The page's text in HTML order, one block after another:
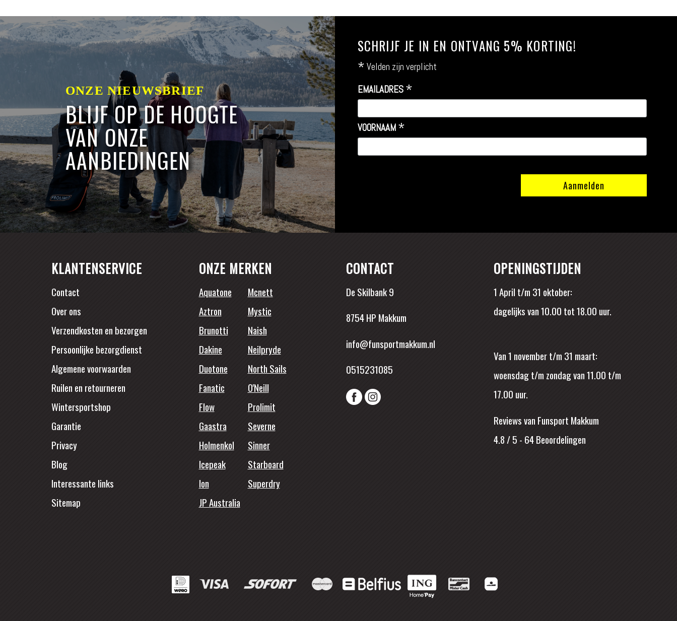
ONZE NIEUWSBRIEF
BLIJF OP DE HOOGTE
VAN ONZE
AANBIEDINGEN
SCHRIJF JE IN EN ONTVANG 5% KORTING!
* Velden zijn verplicht
EMAILADRES *
VOORNAAM *
KLANTENSERVICE
Contact
Over ons
Verzendkosten en bezorgen
Persoonlijke bezorgdienst
Algemene voorwaarden
Ruilen en retourneren
Wintersportshop
Garantie
Privacy
Blog
Interessante links
Sitemap
ONZE MERKEN
Aquatone
Mcnett
Aztron
Mystic
Brunotti
Naish
Dakine
Neilpryde
Duotone
North Sails
Fanatic
O'Neill
Flow
Prolimit
Gaastra
Severne
Holmenkol
Sinner
Icepeak
Starboard
Ion
Superdry
JP Australia
CONTACT
De Skilbank 9
8754 HP Makkum
info@funsportmakkum.nl
0515231085
OPENINGSTIJDEN
1 April t/m 31 oktober:
dagelijks van 10.00 tot 18.00 uur.
Van 1 november t/m 31 maart:
woensdag t/m zondag van 11.00 t/m
17.00 uur.
Reviews van Funsport Makkum
4.8 / 5 - 64Beoordelingen